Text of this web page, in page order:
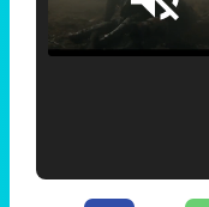
Loaded:
25.30%